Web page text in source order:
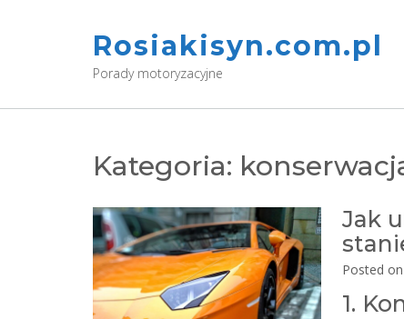
Rosiakisyn.com.pl
Porady motoryzacyjne
Kategoria:
Jak
Posted on
1.